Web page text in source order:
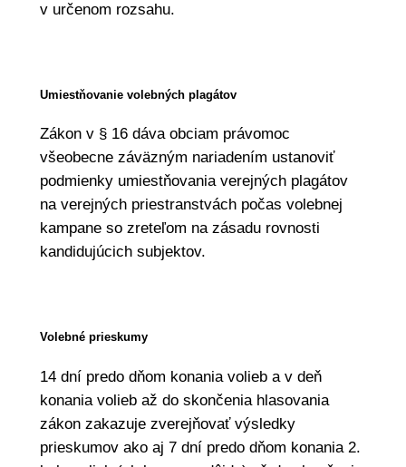
v určenom rozsahu.
Umiestňovanie volebných plagátov
Zákon v § 16 dáva obciam právomoc
všeobecne záväzným nariadením ustanoviť
podmienky umiestňovania verejných plagátov
na verejných priestranstvách počas volebnej
kampane so zreteľom na zásadu rovnosti
kandidujúcich subjektov.
Volebné prieskumy
14 dní predo dňom konania volieb a v deň
konania volieb až do skončenia hlasovania
zákon zakazuje zverejňovať výsledky
prieskumov ako aj 7 dní predo dňom konania 2.